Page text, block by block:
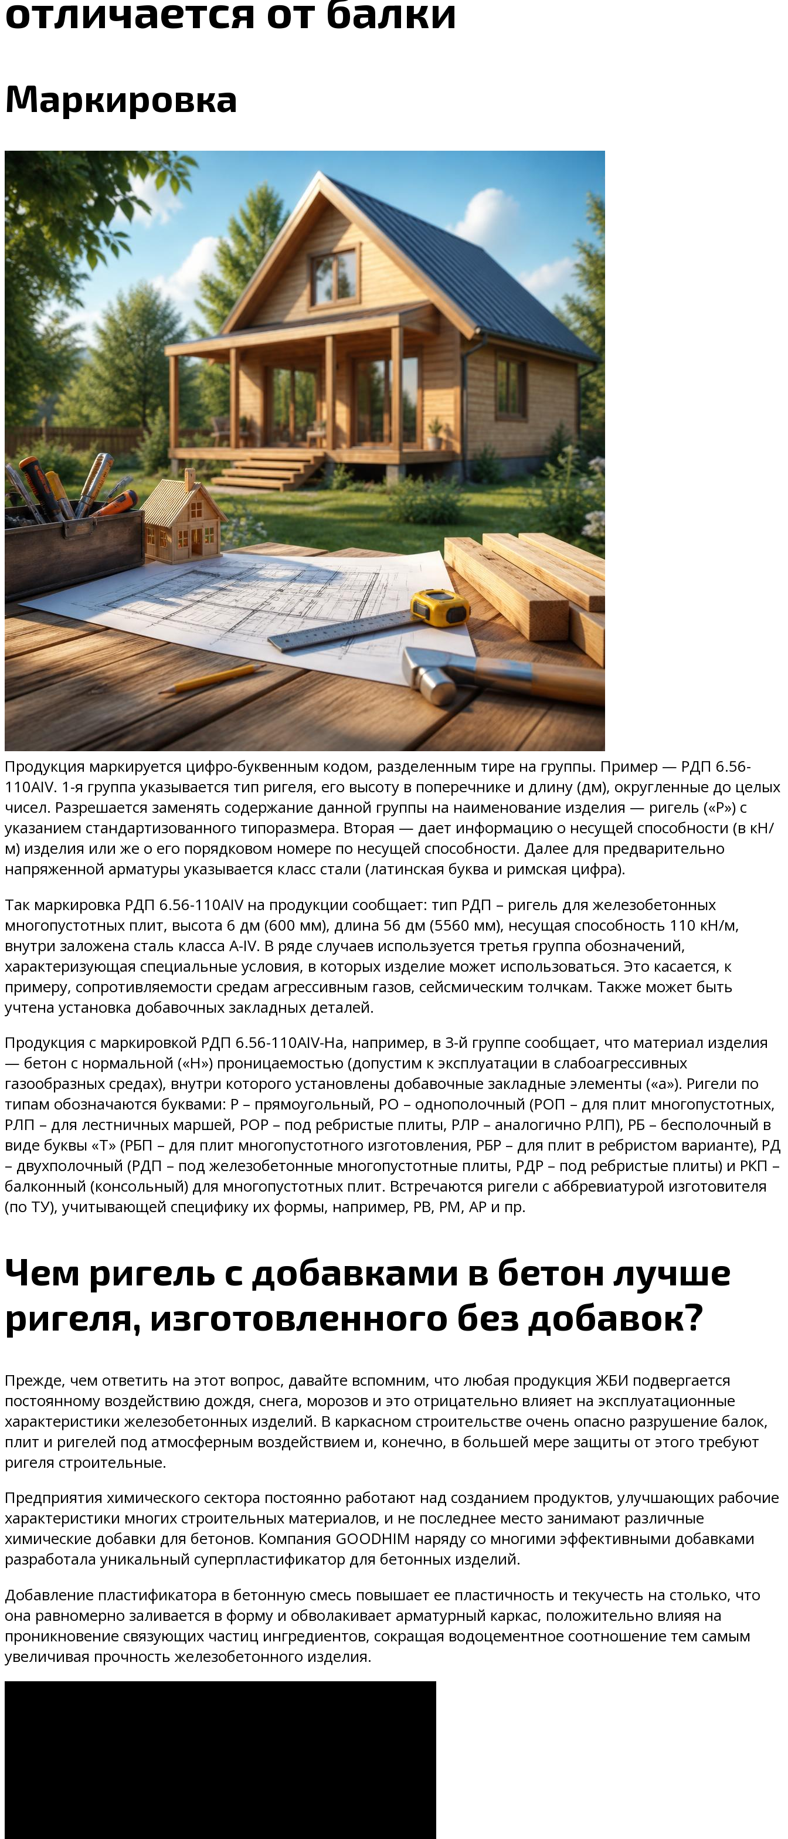
Маркировка
Продукция маркируется цифро-буквенным кодом, разделенным тире на группы. Пример — РДП 6.56-
110АIV. 1-я группа указывается тип ригеля, его высоту в поперечнике и длину (дм), округленные до целых
чисел. Разрешается заменять содержание данной группы на наименование изделия — ригель («Р») с
указанием стандартизованного типоразмера. Вторая — дает информацию о несущей способности (в кН/
м) изделия или же о его порядковом номере по несущей способности. Далее для предварительно
напряженной арматуры указывается класс стали (латинская буква и римская цифра).
Так маркировка РДП 6.56-110АIV на продукции сообщает: тип РДП – ригель для железобетонных
многопустотных плит, высота 6 дм (600 мм), длина 56 дм (5560 мм), несущая способность 110 кН/м,
внутри заложена сталь класса А-IV. В ряде случаев используется третья группа обозначений,
характеризующая специальные условия, в которых изделие может использоваться. Это касается, к
примеру, сопротивляемости средам агрессивным газов, сейсмическим толчкам. Также может быть
учтена установка добавочных закладных деталей.
Продукция с маркировкой РДП 6.56-110АIV-На, например, в 3-й группе сообщает, что материал изделия
— бетон с нормальной («Н») проницаемостью (допустим к эксплуатации в слабоагрессивных
газообразных средах), внутри которого установлены добавочные закладные элементы («а»). Ригели по
типам обозначаются буквами: Р – прямоугольный, РО – однополочный (РОП – для плит многопустотных,
РЛП – для лестничных маршей, РОР – под ребристые плиты, РЛР – аналогично РЛП), РБ – бесполочный в
виде буквы «Т» (РБП – для плит многопустотного изготовления, РБР – для плит в ребристом варианте), РД
– двухполочный (РДП – под железобетонные многопустотные плиты, РДР – под ребристые плиты) и РКП –
балконный (консольный) для многопустотных плит. Встречаются ригели с аббревиатурой изготовителя
(по ТУ), учитывающей специфику их формы, например, РВ, РМ, АР и пр.
Чем ригель с добавками в бетон лучше
ригеля, изготовленного без добавок?
Прежде, чем ответить на этот вопрос, давайте вспомним, что любая продукция ЖБИ подвергается
постоянному воздействию дождя, снега, морозов и это отрицательно влияет на эксплуатационные
характеристики железобетонных изделий. В каркасном строительстве очень опасно разрушение балок,
плит и ригелей под атмосферным воздействием и, конечно, в большей мере защиты от этого требуют
ригеля строительные.
Предприятия химического сектора постоянно работают над созданием продуктов, улучшающих рабочие
характеристики многих строительных материалов, и не последнее место занимают различные
химические добавки для бетонов. Компания GOODHIM наряду со многими эффективными добавками
разработала уникальный суперпластификатор для бетонных изделий.
Добавление пластификатора в бетонную смесь повышает ее пластичность и текучесть на столько, что
она равномерно заливается в форму и обволакивает арматурный каркас, положительно влияя на
проникновение связующих частиц ингредиентов, сокращая водоцементное соотношение тем самым
увеличивая прочность железобетонного изделия.